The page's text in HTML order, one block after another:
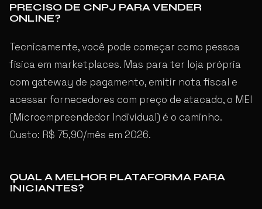
PRECISO DE CNPJ PARA VENDER
ONLINE?
Tecnicamente, você pode começar como pessoa
física em marketplaces. Mas para ter loja própria
com gateway de pagamento, emitir nota fiscal e
acessar fornecedores com preço de atacado, o MEI
(Microempreendedor Individual) é o caminho.
Custo: R$ 75,90/mês em 2026.
QUAL A MELHOR PLATAFORMA PARA
INICIANTES?